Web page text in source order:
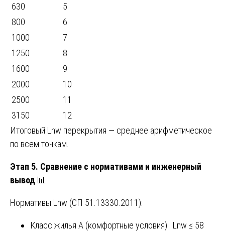
630
5
800
6
1000
7
1250
8
1600
9
2000
10
2500
11
3150
12
Итоговый Lnw перекрытия — среднее арифметическое
по всем точкам.
Этап 5. Сравнение с нормативами и инженерный
вывод 📊
Нормативы Lnw (СП 51.13330.2011):
Класс жилья А (комфортные условия): Lnw ≤ 58